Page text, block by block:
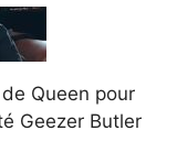
Queen pour
Geezer Butler